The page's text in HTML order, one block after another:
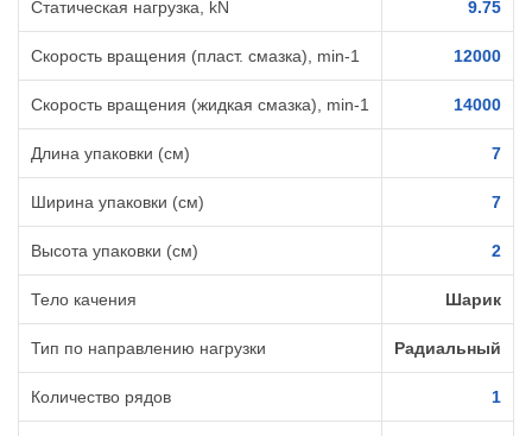
Статическая нагрузка, kN 9.75
Скорость вращения (пласт. смазка), min-1 12000
Скорость вращения (жидкая смазка), min-1 14000
Длина упаковки (см) 7
Ширина упаковки (см) 7
Высота упаковки (см) 2
Тело качения Шарик
Тип по направлению нагрузки Радиальный
Количество рядов 1